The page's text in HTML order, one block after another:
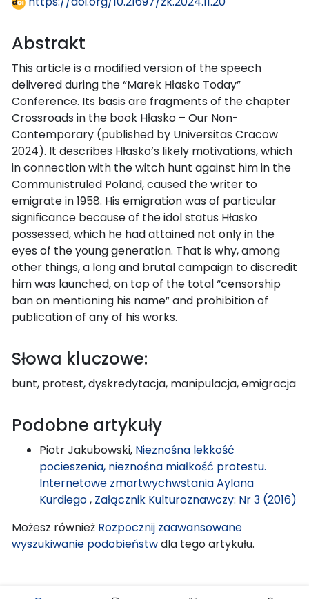
Abstrakt
This article is a modified version of the speech
delivered during the “Marek Hłasko Today”
Conference. Its basis are fragments of the chapter
Crossroads in the book Hłasko – Our Non-
Contemporary (published by Universitas Cracow
2024). It describes Hłasko’s likely motivations, which
in connection with the witch hunt against him in the
Communistruled Poland, caused the writer to
emigrate in 1958. His emigration was of particular
significance because of the idol status Hłasko
possessed, which he had attained not only in the
eyes of the young generation. That is why, among
other things, a long and brutal campaign to discredit
him was launched, on top of the total “censorship
ban on mentioning his name” and prohibition of
publication of any of his works.
Słowa kluczowe:
bunt, protest, dyskredytacja, manipulacja, emigracja
Podobne artykuły
Piotr Jakubowski, Nieznośna lekkość
pocieszenia, nieznośna miałkość protestu.
Internetowe zmartwychwstania Aylana
Kurdiego, Załącznik Kulturoznawczy: Nr 3 (2016)
Możesz również Rozpocznij zaawansowane
wyszukiwanie podobieństwdla tego artykułu.